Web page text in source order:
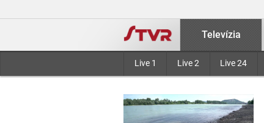
Televízia
Live 1 Live 2 Live 24